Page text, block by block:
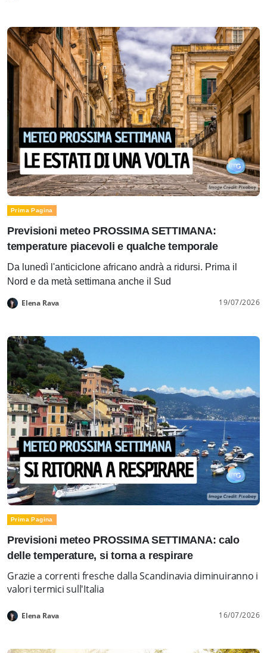
Prima Pagina
Previsioni meteo PROSSIMA SETTIMANA:
temperature piacevoli e qualche temporale
Da lunedì l'anticiclone africano andrà a ridursi. Prima il
Nord e da metà settimana anche il Sud
Elena Rava 19/07/2026
Prima Pagina
Previsioni meteo PROSSIMA SETTIMANA: calo
delle temperature, si torna a respirare
Grazie a correnti fresche dalla Scandinavia diminuiranno i
valori termici sull'Italia
Elena Rava 16/07/2026